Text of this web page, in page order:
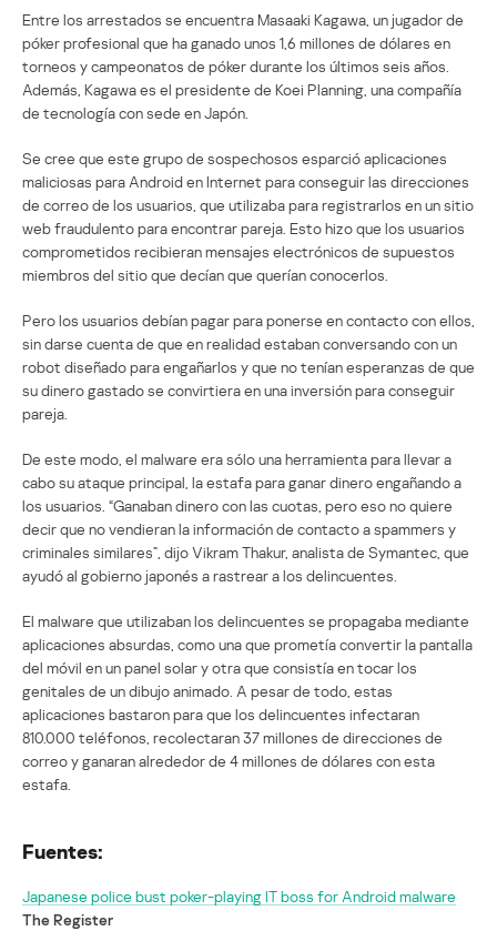
Entre los arrestados se encuentra Masaaki Kagawa, un jugador de
póker profesional que ha ganado unos 1,6 millones de dólares en
torneos y campeonatos de póker durante los últimos seis años.
Además, Kagawa es el presidente de Koei Planning, una compañía
de tecnología con sede en Japón.
Se cree que este grupo de sospechosos esparció aplicaciones
maliciosas para Android en Internet para conseguir las direcciones
de correo de los usuarios, que utilizaba para registrarlos en un sitio
web fraudulento para encontrar pareja. Esto hizo que los usuarios
comprometidos recibieran mensajes electrónicos de supuestos
miembros del sitio que decían que querían conocerlos.
Pero los usuarios debían pagar para ponerse en contacto con ellos,
sin darse cuenta de que en realidad estaban conversando con un
robot diseñado para engañarlos y que no tenían esperanzas de que
su dinero gastado se convirtiera en una inversión para conseguir
pareja.
De este modo, el malware era sólo una herramienta para llevar a
cabo su ataque principal, la estafa para ganar dinero engañando a
los usuarios. “Ganaban dinero con las cuotas, pero eso no quiere
decir que no vendieran la información de contacto a spammers y
criminales similares”, dijo Vikram Thakur, analista de Symantec, que
ayudó al gobierno japonés a rastrear a los delincuentes.
El malware que utilizaban los delincuentes se propagaba mediante
aplicaciones absurdas, como una que prometía convertir la pantalla
del móvil en un panel solar y otra que consistía en tocar los
genitales de un dibujo animado. A pesar de todo, estas
aplicaciones bastaron para que los delincuentes infectaran
810.000 teléfonos, recolectaran 37 millones de direcciones de
correo y ganaran alrededor de 4 millones de dólares con esta
estafa.
Fuentes:
Japanese police bust poker-playing IT boss for Android malware
The Register